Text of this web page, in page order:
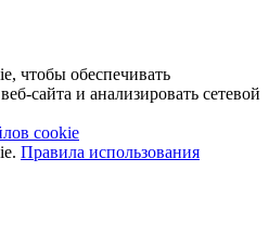
чтобы обеспечивать
сайта и анализировать сетевой
cookie
Правила использования